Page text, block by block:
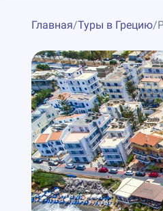
Главная/Туры в Грецию/